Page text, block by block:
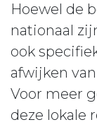
Hoewel de
nationaal
ook
afwijken
Voor meer
deze lokale